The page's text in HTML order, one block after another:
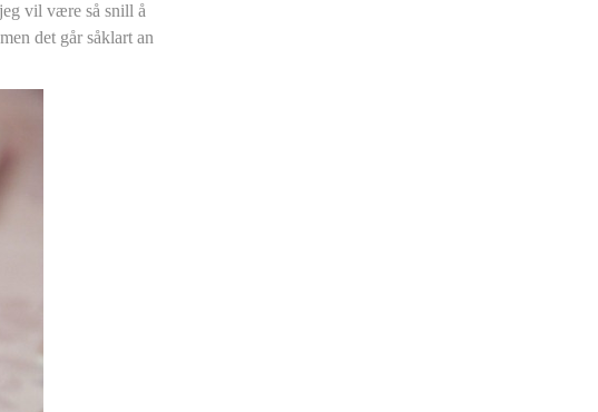
vil være så snill å
det går såklart an